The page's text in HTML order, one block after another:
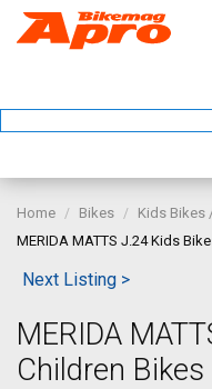
Home Bikes
Kids Bikes
MERIDA MATTS J.24 Kids
Next Listing >
MERIDA
Children